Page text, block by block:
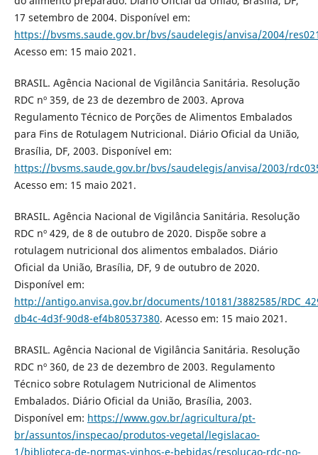
17 setembro de 2004. Disponível em:
https://bvsms.saude.gov.br/bvs/saudelegis/anvisa/2004/
Acesso em: 15 maio 2021.
BRASIL. Agência Nacional de Vigilância Sanitária. Resolução
RDC nº 359, de 23 de dezembro de 2003. Aprova
Regulamento Técnico de Porções de Alimentos Embalados
para Fins de Rotulagem Nutricional. Diário Oficial da União,
Brasília, DF, 2003. Disponível em:
https://bvsms.saude.gov.br/bvs/saudelegis/anvisa/2003/
Acesso em: 15 maio 2021.
BRASIL. Agência Nacional de Vigilância Sanitária. Resolução
RDC nº 429, de 8 de outubro de 2020. Dispõe sobre a
rotulagem nutricional dos alimentos embalados. Diário
Oficial da União, Brasília, DF, 9 de outubro de 2020.
Disponível em:
http://antigo.anvisa.gov.br/documents/10181/3882585/
db4c-4d3f-90d8-ef4b80537380. Acesso em: 15 maio 2021.
BRASIL. Agência Nacional de Vigilância Sanitária. Resolução
RDC nº 360, de 23 de dezembro de 2003. Regulamento
Técnico sobre Rotulagem Nutricional de Alimentos
Embalados. Diário Oficial da União, Brasília, 2003.
Disponível em: https://www.gov.br/agricultura/pt-
br/assuntos/inspecao/produtos-vegetal/legislacao-
1/biblioteca-de-normas-vinhos-e-bebidas/resolucao-rdc-no-